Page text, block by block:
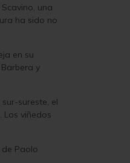
una
ha sido no
en su
y
sureste, el
Los viñedos
Paolo